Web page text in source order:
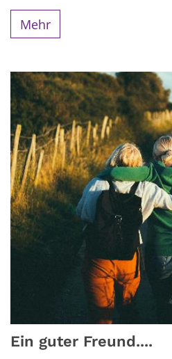
Mehr
Ein guter Freund....